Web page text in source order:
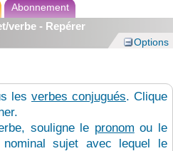
Abonnement
verbe - Repérer
Options
les verbes conjugués. Clique
souligne le pronom ou le
sujet avec lequel le